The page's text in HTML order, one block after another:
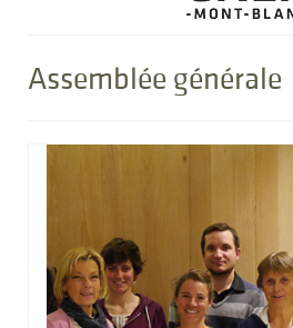
Assemblée générale